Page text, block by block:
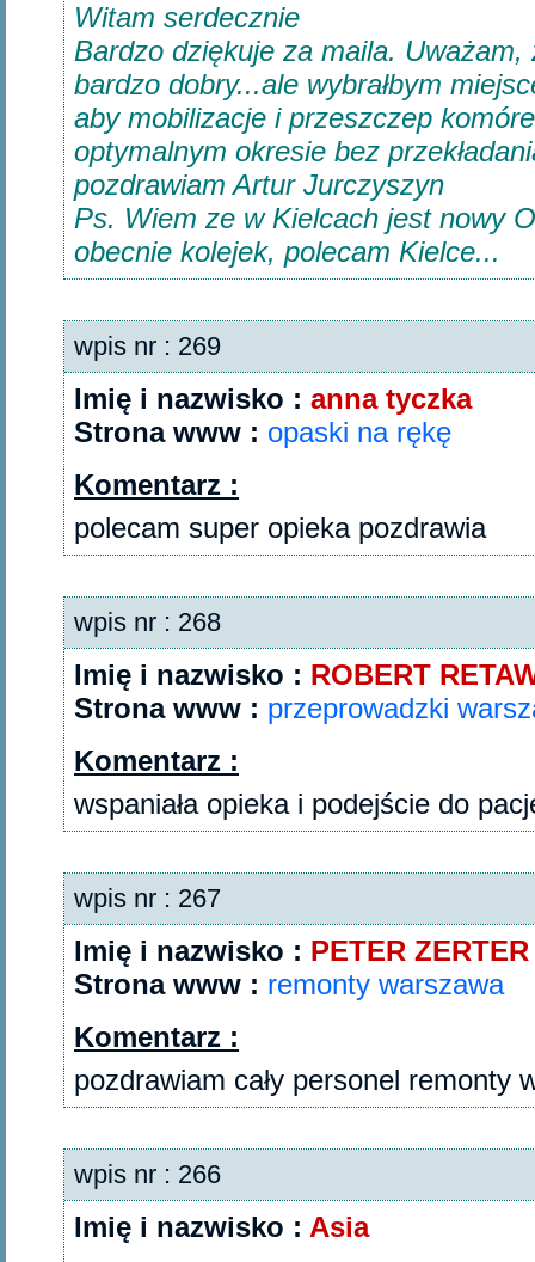
Witam serdecznie
Bardzo dziękuje za maila.
bardzo dobry...ale wybrałbym
aby mobilizacje i przeszczep
optymalnym okresie bez
pozdrawiam Artur Jurczyszyn
Ps. Wiem ze w Kielcach jest nowy
obecnie kolejek, polecam Kielce...
wpis nr : 269
Imię i nazwisko : anna tyczka
Strona www : opaski na rękę
Komentarz :
polecam super opieka pozdrawia‎
wpis nr : 268
Imię i nazwisko : ROBERT
Strona www : przeprowadzki
Komentarz :
wspaniała opieka i podejście do
wpis nr : 267
Imię i nazwisko : PETER ZERTER
Strona www : remonty warszawa
Komentarz :
pozdrawiam cały personel remonty
wpis nr : 266
Imię i nazwisko : Asia